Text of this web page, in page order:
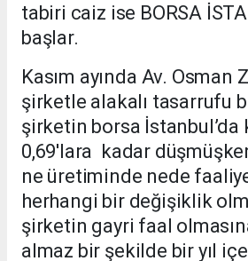
tabiri caiz ise BORSA
başlar.
Kasım ayında Av. Osman
şirketle alakalı tasarrufu
şirketin borsa İstanbul’da
0,69'lara kadar
ne üretiminde nede
herhangi bir değişiklik
şirketin gayri faal
almaz bir şekilde bir yıl